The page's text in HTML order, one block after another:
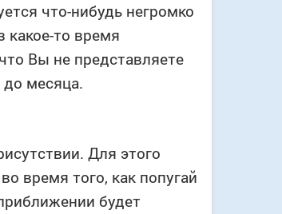
что-нибудь негромко
какое-то время
Вы не представляете
месяца.
Для этого
время того, как попугай
будет